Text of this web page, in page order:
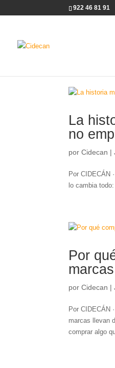
922 46 81 91
La
no
porCidecan |
Por CIDECÁN
lo cambia
Por
porCidecan |
Por CIDECÁN
marcas llevan
comprar algo